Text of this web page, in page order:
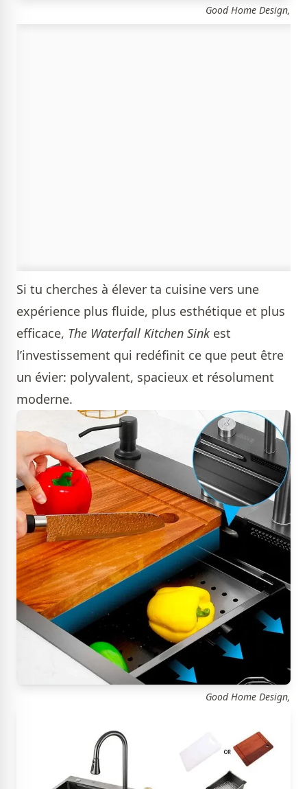
Good Home Design,
Si tu cherches à élever ta cuisine vers une
expérience plus fluide, plus esthétique et plus
efficace, The Waterfall Kitchen Sink est
l’investissement qui redéfinit ce que peut être
un évier: polyvalent, spacieux et résolument
moderne.
Good Home Design,